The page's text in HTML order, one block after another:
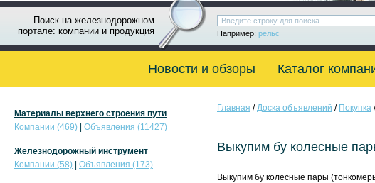
Поиск на железнодорожном
портале: компании и продукция
Например: рельс
Новости и обзоры Каталог
Главная /Доска объявлений / Покупка
Выкупим бу колесные
Выкупим бу колесные пары
Материалы верхнего строения пути
Компании (469)
Объявления (11427)
Железнодорожный инструмент
Компании (58)
Объявления (173)